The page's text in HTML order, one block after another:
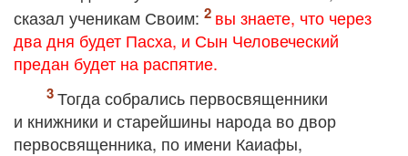
сказал ученикам Своим:
вы знаете, что через
два дня будет Пасха, и Сын Человеческий
предан будет на распятие.
Тогда собрались первосвященники
и книжники и старейшины народа во двор
первосвященника, по имени Каиафы,